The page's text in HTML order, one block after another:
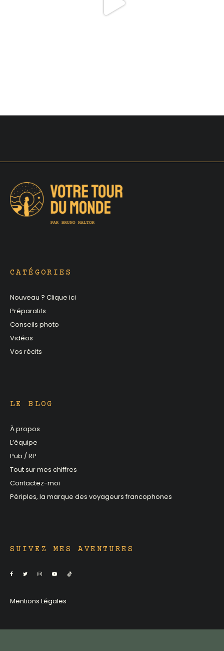
CATÉGORIES
Nouveau ? Clique ici
Préparatifs
Conseils photo
Vidéos
Vos récits
LE BLOG
À propos
L’équipe
Pub / RP
Tout sur mes chiffres
Contactez-moi
Périples, la marque des voyageurs francophones
SUIVEZ MES AVENTURES
Mentions Légales